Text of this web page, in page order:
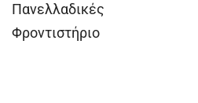
Πανελλαδικές
Φροντιστήριο